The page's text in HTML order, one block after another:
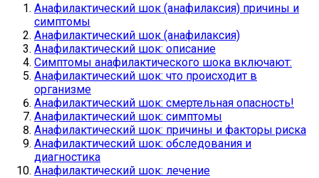
Анафилактический шок (анафилаксия) причины и
симптомы
Анафилактический шок (анафилаксия)
Анафилактический шок: описание
Симптомы анафилактического шока включают:
Анафилактический шок: что происходит в
организме
Анафилактический шок: смертельная опасность!
Анафилактический шок: симптомы
Анафилактический шок: причины и факторы риска
Анафилактический шок: обследования и
диагностика
Анафилактический шок: лечение